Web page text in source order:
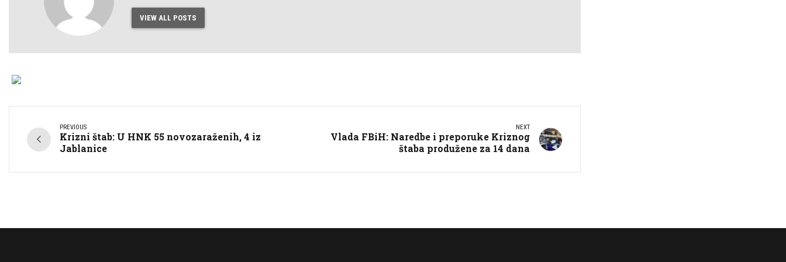
VIEW ALL POSTS
PREVIOUS
Krizni štab: U HNK 55 novozaraženih, 4 iz
Jablanice
NEXT
Vlada FBiH: Naredbe i preporuke Kriznog
štaba produžene za 14 dana